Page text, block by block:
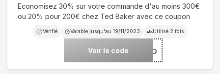
Economisez 30% sur votre commande d'au moins 300€
ou 20% pour 200€ chez Ted Baker avec ce coupon
Vérifié Valable jusqu'au 19/11/2023 Utilisé 2 fois
Voir le code ***ED